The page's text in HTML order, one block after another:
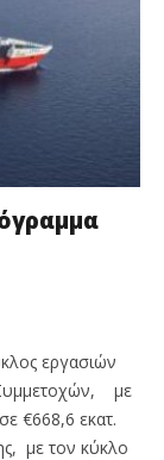
εργασιών
Συμμετοχών, με
€668,6 εκατ.
με τον κύκλο